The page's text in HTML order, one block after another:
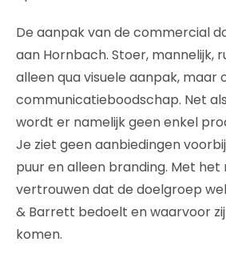
De aanpak van de commercial
aan Hornbach. Stoer, mannelijk,
alleen qua visuele aanpak, maar
communicatieboodschap. Net
wordt er namelijk geen enkel
Je ziet geen aanbiedingen
puur en alleen branding. Met
vertrouwen dat de doelgroep
& Barrett bedoelt en waarvoor
komen.